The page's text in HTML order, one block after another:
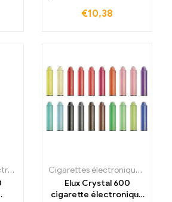
€10,38
,Cigarettes électroniques
Cigarettes électroniques jetables
Elux Crystal 600
cigarette électronique